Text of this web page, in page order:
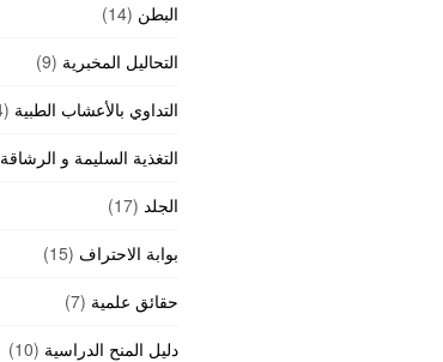
البطن (14)
التحاليل المخبرية (9)
التداوي بالأعشاب الطبية (204)
التغذية السليمة و الرشاقة
الجلد (17)
بوابة الاحتراف (15)
حقائق علمية (7)
دليل المنح الدراسية (10)